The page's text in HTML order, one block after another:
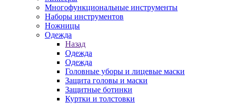
Многофункциональные инструменты
Наборы инструментов
Ножницы
Одежда
Назад
Одежда
Одежда
Головные уборы и лицевые маски
Защита головы и маски
Защитные ботинки
Куртки и толстовки